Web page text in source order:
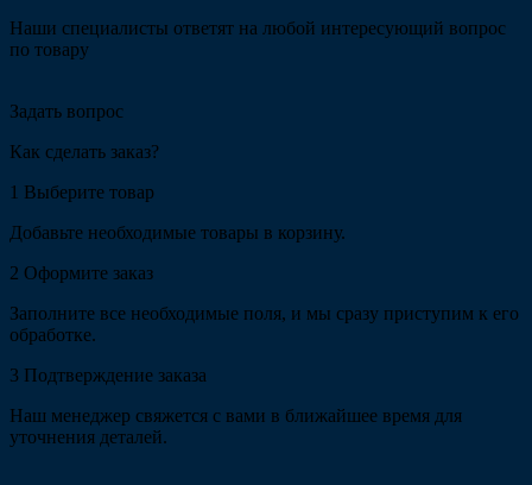
Наши специалисты ответят на любой интересующий вопрос
по товару
Задать вопрос
Как сделать заказ?
1 Выберите товар
Добавьте необходимые товары в корзину.
2 Оформите заказ
Заполните все необходимые поля, и мы сразу приступим к его
обработке.
3 Подтверждение заказа
Наш менеджер свяжется с вами в ближайшее время для
уточнения деталей.